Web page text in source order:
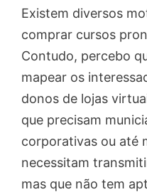
Existem diversos
comprar cursos
Contudo, percebo
mapear os
donos de lojas
que precisam
corporativas ou até
necessitam
mas que não tem